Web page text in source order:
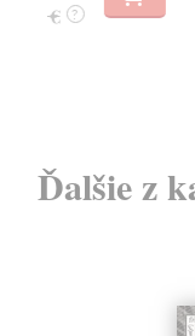
11,90 € ?
Ďalšie z